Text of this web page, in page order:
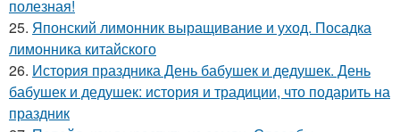
полезная!
25. Японский лимонник выращивание и уход. Посадка
лимонника китайского
26. История праздника День бабушек и дедушек. День
бабушек и дедушек: история и традиции, что подарить на
праздник